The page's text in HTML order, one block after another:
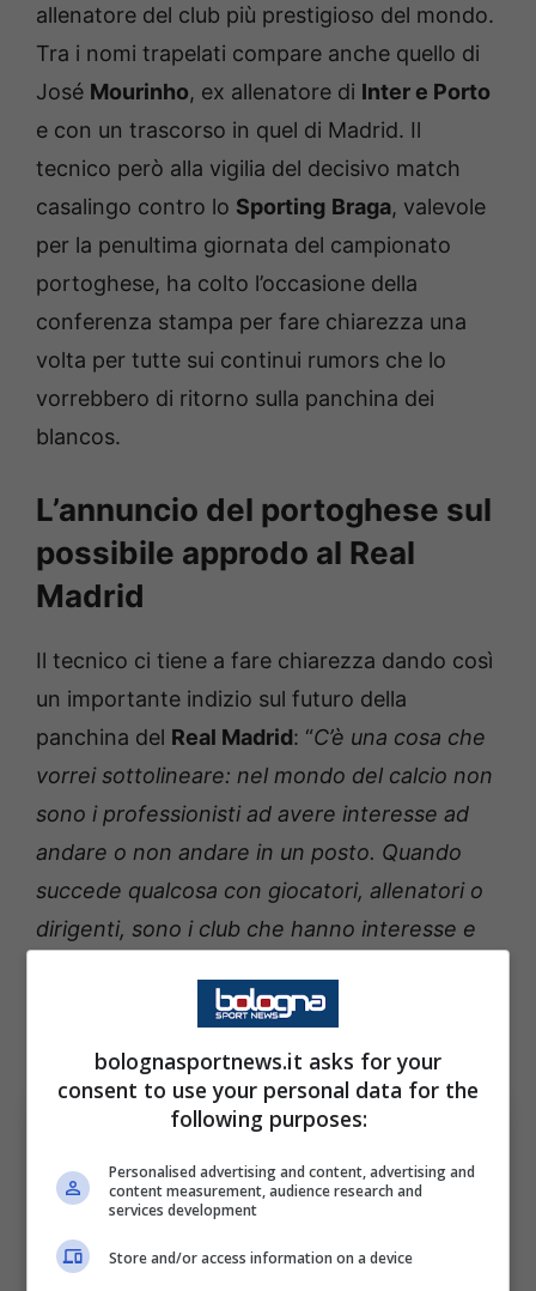
allenatore del club più prestigioso del mondo.
Tra i nomi trapelati compare anche quello di
José Mourinho, ex allenatore di Inter e Porto
e con un trascorso in quel di Madrid. Il
tecnico però alla vigilia del decisivo match
casalingo contro lo Sporting Braga, valevole
per la penultima giornata del campionato
portoghese, ha colto l’occasione della
conferenza stampa per fare chiarezza una
volta per tutte sui continui rumors che lo
vorrebbero di ritorno sulla panchina dei
blancos.
L’annuncio del portoghese sul
possibile approdo al Real
Madrid
Il tecnico ci tiene a fare chiarezza dando così
un importante indizio sul futuro della
panchina del Real Madrid: “C’è una cosa che
vorrei sottolineare: nel mondo del calcio non
sono i professionisti ad avere interesse ad
andare o non andare in un posto. Quando
succede qualcosa con giocatori, allenatori o
dirigenti, sono i club che hanno interesse e
per cercare di prendere le persone che
bolognasportnews.it asks for your
consent to use your personal data for the
following purposes:
Personalised advertising and content, advertising and
content measurement, audience research and
services development
Store and/or access information on a device